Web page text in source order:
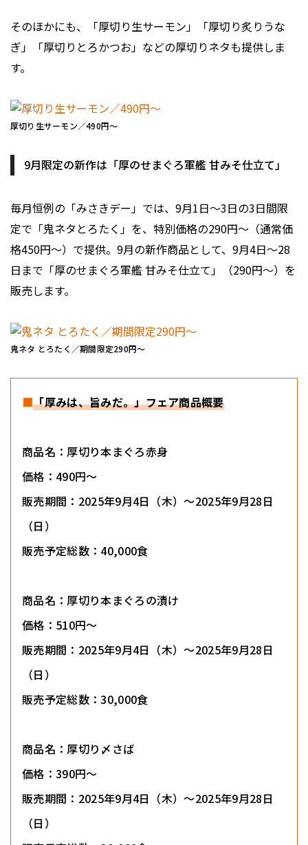
そのほかにも、「厚切り生サーモン」「厚切り炙りうな
ぎ」「厚切りとろかつお」などの厚切りネタも提供しま
す。
厚切り生サーモン／490円～
9月限定の新作は「厚のせまぐろ軍艦 甘みそ仕立て」
毎月恒例の「みさきデー」では、9月1日～3日の3日間限
定で「鬼ネタとろたく」を、特別価格の290円～（通常価
格450円～）で提供。9月の新作商品として、9月4日～28
日まで「厚のせまぐろ軍艦 甘みそ仕立て」（290円～）を
販売します。
鬼ネタ とろたく／期間限定290円～
■「厚みは、旨みだ。」フェア商品概要
商品名：厚切り本まぐろ赤身
価格：490円～
販売期間：2025年9月4日（木）～2025年9月28日
（日）
販売予定総数：40,000食
商品名：厚切り本まぐろの漬け
価格：510円～
販売期間：2025年9月4日（木）～2025年9月28日
（日）
販売予定総数：30,000食
商品名：厚切り〆さば
価格：390円～
販売期間：2025年9月4日（木）～2025年9月28日
（日）